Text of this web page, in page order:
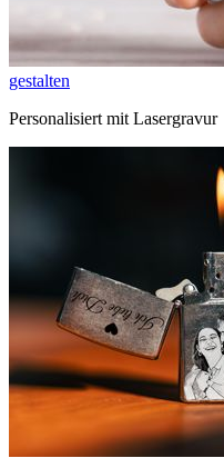
gestalten
Personalisiert mit Lasergravur